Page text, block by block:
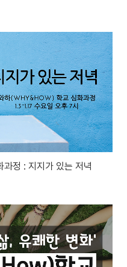
정 : 지지가 있는 저녁